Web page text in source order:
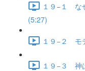
１９−１ な
(5:27)
１９−２ モ
１９−３ 神